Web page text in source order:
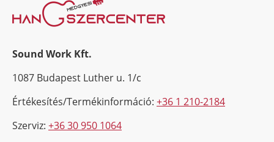
Sound Work Kft.
1087 Budapest Luther u. 1/c
Értékesítés/Termékinformáció: +36 1 210-2184
Szerviz: +36 30 950 1064